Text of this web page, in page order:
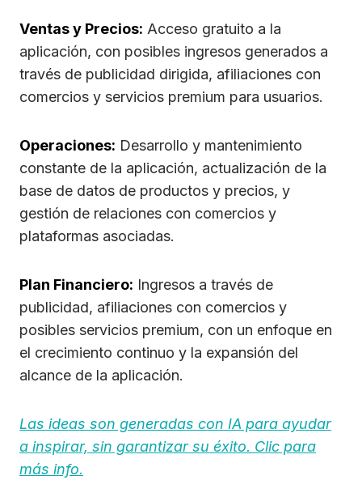
Ventas y Precios: Acceso gratuito a la
aplicación, con posibles ingresos generados a
través de publicidad dirigida, afiliaciones con
comercios y servicios premium para usuarios.
Operaciones: Desarrollo y mantenimiento
constante de la aplicación, actualización de la
base de datos de productos y precios, y
gestión de relaciones con comercios y
plataformas asociadas.
Plan Financiero: Ingresos a través de
publicidad, afiliaciones con comercios y
posibles servicios premium, con un enfoque en
el crecimiento continuo y la expansión del
alcance de la aplicación.
Las ideas son generadas con IA para ayudar
a inspirar, sin garantizar su éxito. Clic para
más info.